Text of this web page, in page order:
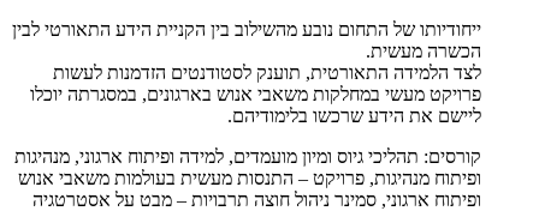
ייחודיותו של התחום נובע מהשילוב בין הקניית הידע התאורטי לבין
הכשרה מעשית.
לצד הלמידה התאורטית, תוענק לסטודנטים הזדמנות לעשות
פרויקט מעשי במחלקות משאבי אנוש בארגונים, במסגרתה יוכלו
ליישם את הידע שרכשו בלימודיהם.
קורסים: תהליכי גיוס ומיון מועמדים, למידה ופיתוח ארגוני, מנהיגות
ופיתוח מנהיגות, פרויקט – התנסות מעשית בעולמות משאבי אנוש
ופיתוח ארגוני, סמינר ניהול חוצה תרבויות – מבט על אסטרטגיה